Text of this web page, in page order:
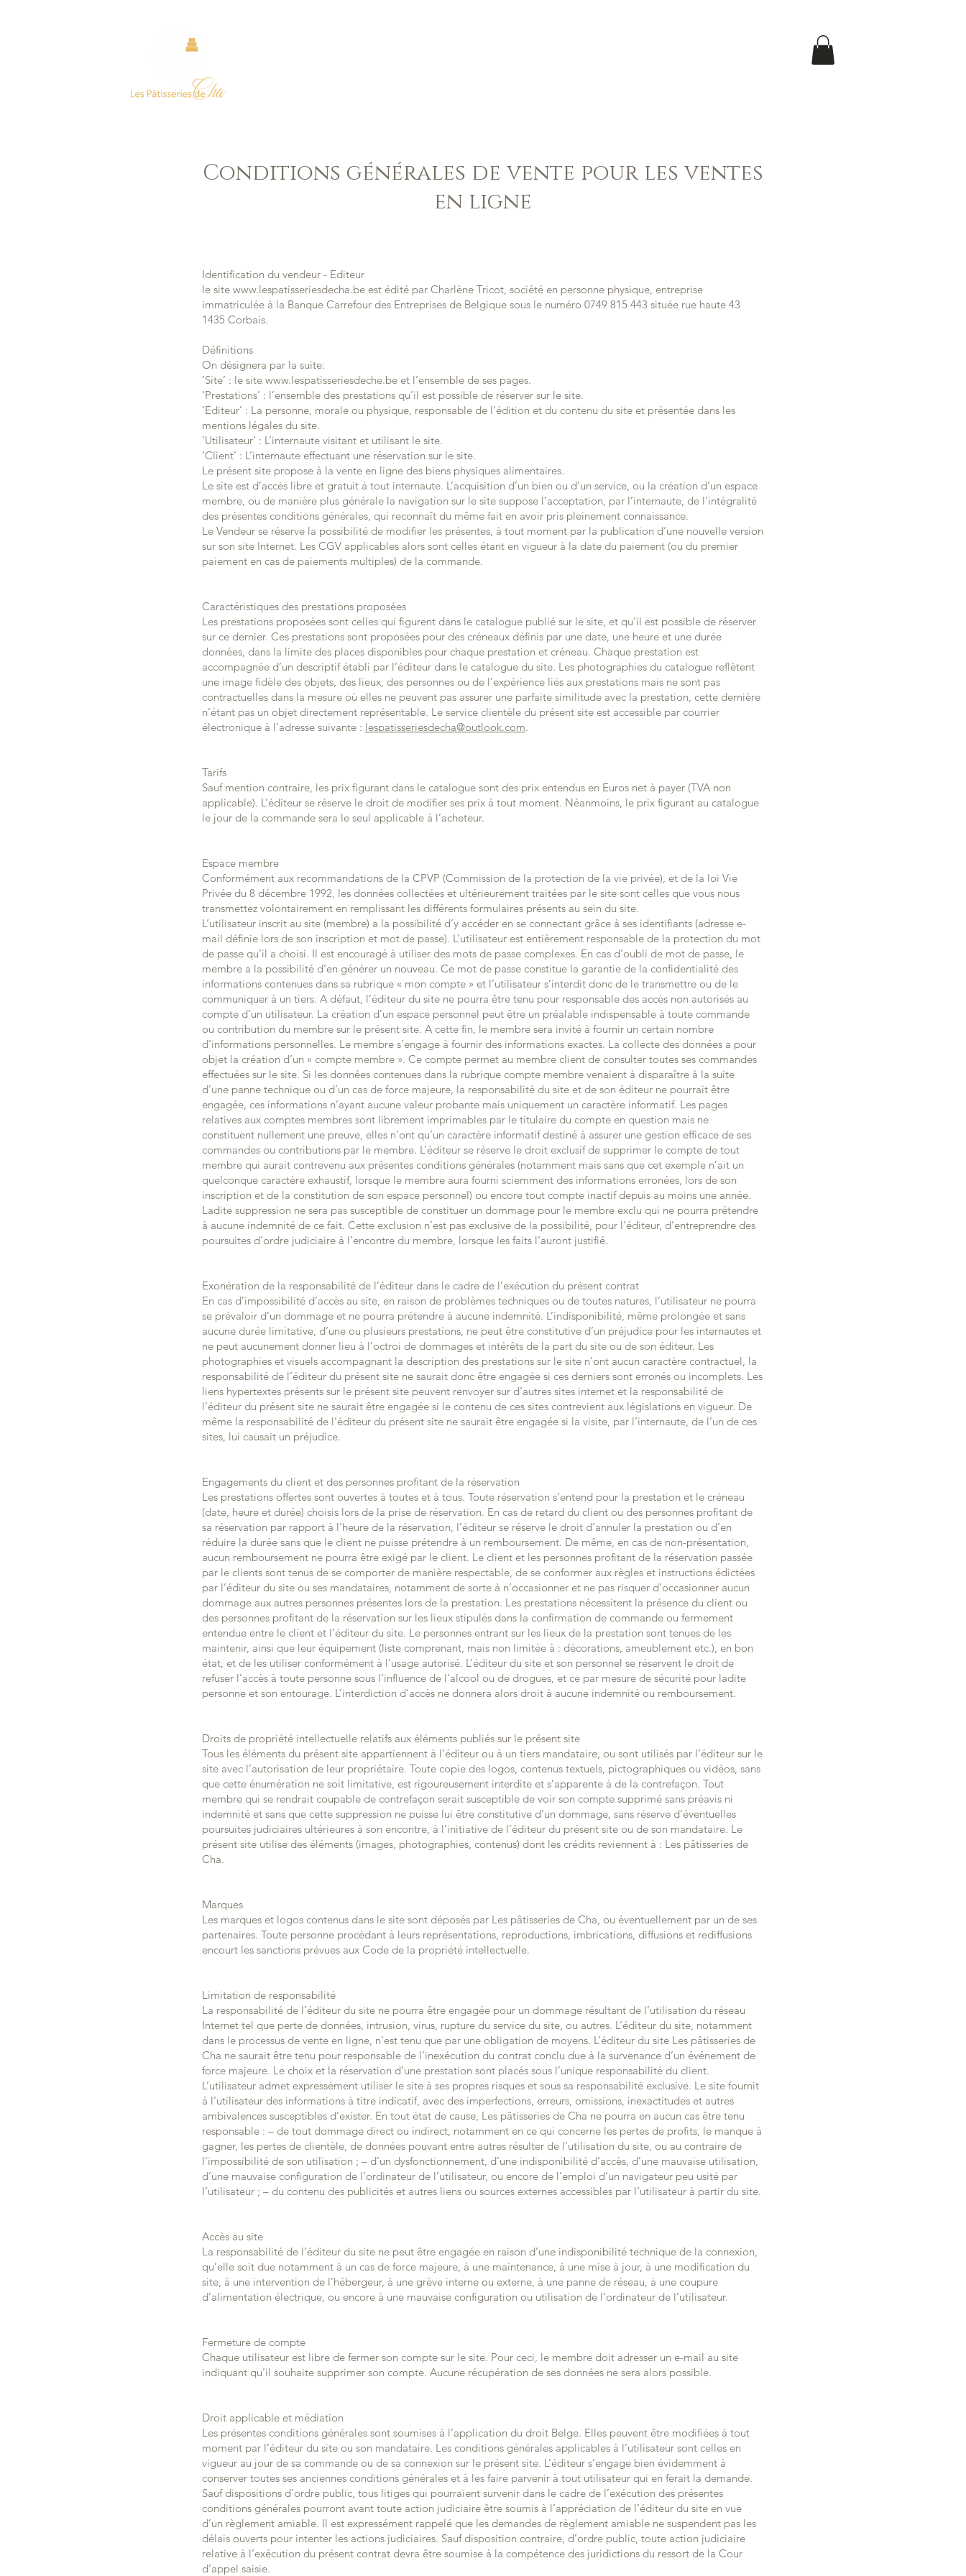
Conditions générales de vente pour les ventes
en ligne
Identification du vendeur - Editeur
le site www.lespatisseriesdecha.be est édité par Charlène Tricot, société en personne physique, entreprise
immatriculée à la Banque Carrefour des Entreprises de Belgique sous le numéro 0749 815 443 située rue haute 43
1435 Corbais.
Définitions
On désignera par la suite:
‘Site’ : le site www.lespatisseriesdeche.be et l’ensemble de ses pages.
‘Prestations’ : l’ensemble des prestations qu’il est possible de réserver sur le site.
‘Editeur’ : La personne, morale ou physique, responsable de l’édition et du contenu du site et présentée dans les
mentions légales du site.
‘Utilisateur’ : L’internaute visitant et utilisant le site.
‘Client’ : L’internaute effectuant une réservation sur le site.
Le présent site propose à la vente en ligne des biens physiques alimentaires.
Le site est d’accès libre et gratuit à tout internaute. L’acquisition d’un bien ou d’un service, ou la création d’un espace
membre, ou de manière plus générale la navigation sur le site suppose l’acceptation, par l’internaute, de l’intégralité
des présentes conditions générales, qui reconnaît du même fait en avoir pris pleinement connaissance.
Le Vendeur se réserve la possibilité de modifier les présentes, à tout moment par la publication d’une nouvelle version
sur son site Internet. Les CGV applicables alors sont celles étant en vigueur à la date du paiement (ou du premier
paiement en cas de paiements multiples) de la commande.
Caractéristiques des prestations proposées
Les prestations proposées sont celles qui figurent dans le catalogue publié sur le site, et qu’il est possible de réserver
sur ce dernier. Ces prestations sont proposées pour des créneaux définis par une date, une heure et une durée
données, dans la limite des places disponibles pour chaque prestation et créneau. Chaque prestation est
accompagnée d’un descriptif établi par l’éditeur dans le catalogue du site. Les photographies du catalogue reflètent
une image fidèle des objets, des lieux, des personnes ou de l’expérience liés aux prestations mais ne sont pas
contractuelles dans la mesure où elles ne peuvent pas assurer une parfaite similitude avec la prestation, cette dernière
n’étant pas un objet directement représentable. Le service clientèle du présent site est accessible par courrier
électronique à l’adresse suivante : lespatisseriesdecha@outlook.com.
Tarifs
Sauf mention contraire, les prix figurant dans le catalogue sont des prix entendus en Euros net à payer (TVA non
applicable). L’éditeur se réserve le droit de modifier ses prix à tout moment. Néanmoins, le prix figurant au catalogue
le jour de la commande sera le seul applicable à l’acheteur.
Espace membre
Conformément aux recommandations de la CPVP (Commission de la protection de la vie privée), et de la loi Vie
Privée du 8 décembre 1992, les données collectées et ultérieurement traitées par le site sont celles que vous nous
transmettez volontairement en remplissant les différents formulaires présents au sein du site.
L’utilisateur inscrit au site (membre) a la possibilité d’y accéder en se connectant grâce à ses identifiants (adresse e-
mail définie lors de son inscription et mot de passe). L’utilisateur est entièrement responsable de la protection du mot
de passe qu’il a choisi. Il est encouragé à utiliser des mots de passe complexes. En cas d’oubli de mot de passe, le
membre a la possibilité d’en générer un nouveau. Ce mot de passe constitue la garantie de la confidentialité des
informations contenues dans sa rubrique « mon compte » et l’utilisateur s’interdit donc de le transmettre ou de le
communiquer à un tiers. A défaut, l’éditeur du site ne pourra être tenu pour responsable des accès non autorisés au
compte d’un utilisateur. La création d’un espace personnel peut être un préalable indispensable à toute commande
ou contribution du membre sur le présent site. A cette fin, le membre sera invité à fournir un certain nombre
d’informations personnelles. Le membre s’engage à fournir des informations exactes. La collecte des données a pour
objet la création d’un « compte membre ». Ce compte permet au membre client de consulter toutes ses commandes
effectuées sur le site. Si les données contenues dans la rubrique compte membre venaient à disparaître à la suite
d’une panne technique ou d’un cas de force majeure, la responsabilité du site et de son éditeur ne pourrait être
engagée, ces informations n’ayant aucune valeur probante mais uniquement un caractère informatif. Les pages
relatives aux comptes membres sont librement imprimables par le titulaire du compte en question mais ne
constituent nullement une preuve, elles n’ont qu’un caractère informatif destiné à assurer une gestion efficace de ses
commandes ou contributions par le membre. L’éditeur se réserve le droit exclusif de supprimer le compte de tout
membre qui aurait contrevenu aux présentes conditions générales (notamment mais sans que cet exemple n’ait un
quelconque caractère exhaustif, lorsque le membre aura fourni sciemment des informations erronées, lors de son
inscription et de la constitution de son espace personnel) ou encore tout compte inactif depuis au moins une année.
Ladite suppression ne sera pas susceptible de constituer un dommage pour le membre exclu qui ne pourra prétendre
à aucune indemnité de ce fait. Cette exclusion n’est pas exclusive de la possibilité, pour l’éditeur, d’entreprendre des
poursuites d’ordre judiciaire à l’encontre du membre, lorsque les faits l’auront justifié.
Exonération de la responsabilité de l’éditeur dans le cadre de l’exécution du présent contrat
En cas d’impossibilité d’accès au site, en raison de problèmes techniques ou de toutes natures, l’utilisateur ne pourra
se prévaloir d’un dommage et ne pourra prétendre à aucune indemnité. L’indisponibilité, même prolongée et sans
aucune durée limitative, d’une ou plusieurs prestations, ne peut être constitutive d’un préjudice pour les internautes et
ne peut aucunement donner lieu à l’octroi de dommages et intérêts de la part du site ou de son éditeur. Les
photographies et visuels accompagnant la description des prestations sur le site n’ont aucun caractère contractuel, la
responsabilité de l’éditeur du présent site ne saurait donc être engagée si ces derniers sont erronés ou incomplets. Les
liens hypertextes présents sur le présent site peuvent renvoyer sur d’autres sites internet et la responsabilité de
l’éditeur du présent site ne saurait être engagée si le contenu de ces sites contrevient aux législations en vigueur. De
même la responsabilité de l’éditeur du présent site ne saurait être engagée si la visite, par l’internaute, de l’un de ces
sites, lui causait un préjudice.
Engagements du client et des personnes profitant de la réservation
Les prestations offertes sont ouvertes à toutes et à tous. Toute réservation s’entend pour la prestation et le créneau
(date, heure et durée) choisis lors de la prise de réservation. En cas de retard du client ou des personnes profitant de
sa réservation par rapport à l’heure de la réservation, l’éditeur se réserve le droit d’annuler la prestation ou d’en
réduire la durée sans que le client ne puisse prétendre à un remboursement. De même, en cas de non-présentation,
aucun remboursement ne pourra être exigé par le client. Le client et les personnes profitant de la réservation passée
par le clients sont tenus de se comporter de manière respectable, de se conformer aux règles et instructions édictées
par l’éditeur du site ou ses mandataires, notamment de sorte à n’occasionner et ne pas risquer d’occasionner aucun
dommage aux autres personnes présentes lors de la prestation. Les prestations nécessitent la présence du client ou
des personnes profitant de la réservation sur les lieux stipulés dans la confirmation de commande ou fermement
entendue entre le client et l’éditeur du site. Le personnes entrant sur les lieux de la prestation sont tenues de les
maintenir, ainsi que leur équipement (liste comprenant, mais non limitée à : décorations, ameublement etc.), en bon
état, et de les utiliser conformément à l’usage autorisé. L’éditeur du site et son personnel se réservent le droit de
refuser l’accès à toute personne sous l’influence de l’alcool ou de drogues, et ce par mesure de sécurité pour ladite
personne et son entourage. L’interdiction d’accès ne donnera alors droit à aucune indemnité ou remboursement.
Droits de propriété intellectuelle relatifs aux éléments publiés sur le présent site
Tous les éléments du présent site appartiennent à l’éditeur ou à un tiers mandataire, ou sont utilisés par l’éditeur sur le
site avec l’autorisation de leur propriétaire. Toute copie des logos, contenus textuels, pictographiques ou vidéos, sans
que cette énumération ne soit limitative, est rigoureusement interdite et s’apparente à de la contrefaçon. Tout
membre qui se rendrait coupable de contrefaçon serait susceptible de voir son compte supprimé sans préavis ni
indemnité et sans que cette suppression ne puisse lui être constitutive d’un dommage, sans réserve d’éventuelles
poursuites judiciaires ultérieures à son encontre, à l’initiative de l’éditeur du présent site ou de son mandataire. Le
présent site utilise des éléments (images, photographies, contenus) dont les crédits reviennent à : Les pâtisseries de
Cha.
Marques
Les marques et logos contenus dans le site sont déposés par Les pâtisseries de Cha, ou éventuellement par un de ses
partenaires. Toute personne procédant à leurs représentations, reproductions, imbrications, diffusions et rediffusions
encourt les sanctions prévues aux Code de la propriété intellectuelle.
Limitation de responsabilité
La responsabilité de l’éditeur du site ne pourra être engagée pour un dommage résultant de l’utilisation du réseau
Internet tel que perte de données, intrusion, virus, rupture du service du site, ou autres. L’éditeur du site, notamment
dans le processus de vente en ligne, n’est tenu que par une obligation de moyens. L’éditeur du site Les pâtisseries de
Cha ne saurait être tenu pour responsable de l’inexécution du contrat conclu due à la survenance d’un événement de
force majeure. Le choix et la réservation d’une prestation sont placés sous l’unique responsabilité du client.
L’utilisateur admet expressément utiliser le site à ses propres risques et sous sa responsabilité exclusive. Le site fournit
à l’utilisateur des informations à titre indicatif, avec des imperfections, erreurs, omissions, inexactitudes et autres
ambivalences susceptibles d’exister. En tout état de cause, Les pâtisseries de Cha ne pourra en aucun cas être tenu
responsable : – de tout dommage direct ou indirect, notamment en ce qui concerne les pertes de profits, le manque à
gagner, les pertes de clientèle, de données pouvant entre autres résulter de l’utilisation du site, ou au contraire de
l’impossibilité de son utilisation ; – d’un dysfonctionnement, d’une indisponibilité d’accès, d’une mauvaise utilisation,
d’une mauvaise configuration de l’ordinateur de l’utilisateur, ou encore de l’emploi d’un navigateur peu usité par
l’utilisateur ; – du contenu des publicités et autres liens ou sources externes accessibles par l’utilisateur à partir du site.
Accès au site
La responsabilité de l’éditeur du site ne peut être engagée en raison d’une indisponibilité technique de la connexion,
qu’elle soit due notamment à un cas de force majeure, à une maintenance, à une mise à jour, à une modification du
site, à une intervention de l’hébergeur, à une grève interne ou externe, à une panne de réseau, à une coupure
d’alimentation électrique, ou encore à une mauvaise configuration ou utilisation de l’ordinateur de l’utilisateur.
Fermeture de compte
Chaque utilisateur est libre de fermer son compte sur le site. Pour ceci, le membre doit adresser un e-mail au site
indiquant qu’il souhaite supprimer son compte. Aucune récupération de ses données ne sera alors possible.
Droit applicable et médiation
Les présentes conditions générales sont soumises à l’application du droit Belge. Elles peuvent être modifiées à tout
moment par l’éditeur du site ou son mandataire. Les conditions générales applicables à l’utilisateur sont celles en
vigueur au jour de sa commande ou de sa connexion sur le présent site. L’éditeur s’engage bien évidemment à
conserver toutes ses anciennes conditions générales et à les faire parvenir à tout utilisateur qui en ferait la demande.
Sauf dispositions d’ordre public, tous litiges qui pourraient survenir dans le cadre de l’exécution des présentes
conditions générales pourront avant toute action judiciaire être soumis à l’appréciation de l’éditeur du site en vue
d’un règlement amiable. Il est expressément rappelé que les demandes de règlement amiable ne suspendent pas les
délais ouverts pour intenter les actions judiciaires. Sauf disposition contraire, d’ordre public, toute action judiciaire
relative à l’exécution du présent contrat devra être soumise à la compétence des juridictions du ressort de la Cour
d’appel saisie.